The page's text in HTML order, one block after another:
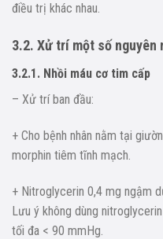
điều trị khác nhau.
3.2. Xử trí một số nguyên
3.2.1. Nhồi máu cơ tim cấp
– Xử trí ban đầu:
+ Cho bệnh nhân nằm tại
morphin tiêm tĩnh mạch.
+ Nitroglycerin 0,4 mg ngậm
Lưu ý không dùng
tối đa < 90 mmHg.